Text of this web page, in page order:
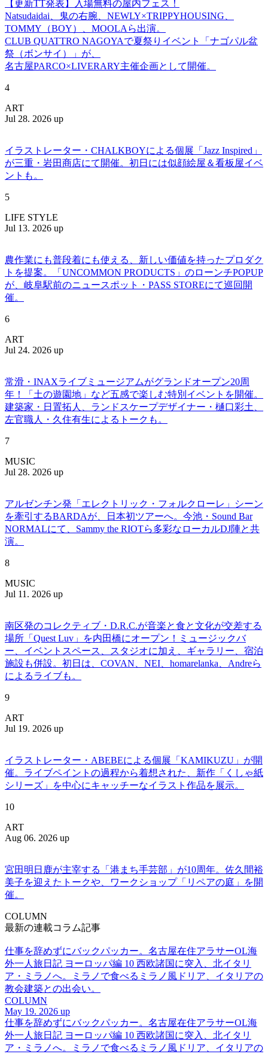
【更新TT発表】入場無料の屋内フェス！
Natsudaidai、鬼の右腕、NEWLY×TRIPPYHOUSING、
TOMMY（BOY）、MOOLAら出演。
CLUB QUATTRO NAGOYAで夏祭りイベント「ナゴパル盆
祭（ボンサイ）」が、
名古屋PARCO×LIVERARY主催企画として開催。
4
ART
Jul 28. 2026 up
イラストレーター・CHALKBOYによる個展「Jazz Inspired」
が三重・岩田商店にて開催。初日には似顔絵屋＆看板屋イベ
ントも。
5
LIFE STYLE
Jul 13. 2026 up
農作業にも普段着にも使える、新しい価値を持ったプロダク
トを提案。「UNCOMMON PRODUCTS」のローンチPOPUP
が、岐阜駅前のニュースポット・PASS STOREにて巡回開
催。
6
ART
Jul 24. 2026 up
常滑・INAXライブミュージアムがグランドオープン20周
年！「土の遊園地」など五感で楽しむ特別イベントを開催。
建築家・日置拓人、ランドスケープデザイナー・樋口彩土、
左官職人・久住有生によるトークも。
7
MUSIC
Jul 28. 2026 up
アルゼンチン発「エレクトリック・フォルクローレ」シーン
を牽引するBARDAが、日本初ツアーへ。今池・Sound Bar
NORMALにて、Sammy the RIOTら多彩なローカルDJ陣と共
演。
8
MUSIC
Jul 11. 2026 up
南区発のコレクティブ・D.R.C.が⾳楽と⾷と⽂化が交差する
場所「Quest Luv」を内田橋にオープン！ミュージックバ
ー、イベントスペース、スタジオに加え、ギャラリー、宿泊
施設も併設。初日は、COVAN、NEI、homarelanka、Andreら
によるライブも。
9
ART
Jul 19. 2026 up
イラストレーター・ABEBEによる個展「KAMIKUZU」が開
催。ライブペイントの過程から着想された、新作「くしゃ紙
シリーズ」を中心にキャッチーなイラスト作品を展示。
10
ART
Aug 06. 2026 up
宮田明日鹿が主宰する「港まち手芸部」が10周年。佐久間裕
美子を迎えたトークや、ワークショップ「リペアの庭」を開
催。
COLUMN
最新の連載コラム記事
仕事を辞めずにバックパッカー。名古屋在住アラサーOL海
外一人旅日記 ヨーロッパ編 10 西欧諸国に突入、北イタリ
ア・ミラノへ。ミラノで食べるミラノ風ドリア、イタリアの
教会建築との出会い。
COLUMN
May 19. 2026 up
仕事を辞めずにバックパッカー。名古屋在住アラサーOL海
外一人旅日記 ヨーロッパ編 10 西欧諸国に突入、北イタリ
ア・ミラノへ。ミラノで食べるミラノ風ドリア、イタリアの